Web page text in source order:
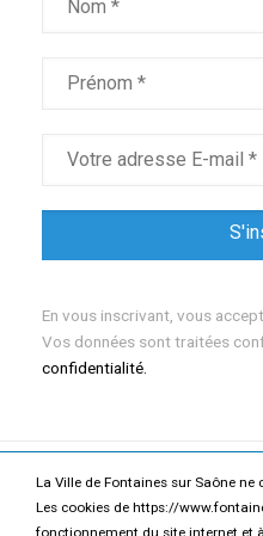
La Ville de Fontaines sur Saône ne
Les cookies de https://
fonctionnement du site internet et
En vous inscrivant, vous
Vos données sont traitées
confidentialité.
Mentions légales